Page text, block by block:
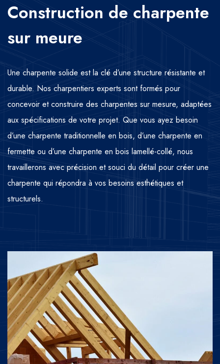
Construction de charpente
sur meure
Une charpente solide est la clé d’une structure résistante et
durable. Nos charpentiers experts sont formés pour
concevoir et construire des charpentes sur mesure, adaptées
aux spécifications de votre projet. Que vous ayez besoin
d’une charpente traditionnelle en bois, d’une charpente en
fermette ou d’une charpente en bois lamellé-collé, nous
travaillerons avec précision et souci du détail pour créer une
charpente qui répondra à vos besoins esthétiques et
structurels.